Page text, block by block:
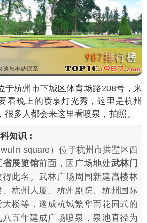
于杭州市下城区体育场路208号，来
看晚上的喷泉灯光秀，这里是杭州
很多人都会来这里看喷泉，拍照。
知识：
square）位于杭州市拱墅区西
省展览馆前面，因广场地处武林门
得此名。武林广场周围新建高楼林
杭州大厦、杭州剧院、杭州国际
楼等，遂成杭城繁华而花园式的
五年建成广场喷泉，泉池直径为